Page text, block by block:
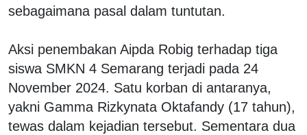
sebagaimana pasal dalam tuntutan.
Aksi penembakan Aipda Robig terhadap tiga
siswa SMKN 4 Semarang terjadi pada 24
November 2024. Satu korban di antaranya,
yakni Gamma Rizkynata Oktafandy (17 tahun),
tewas dalam kejadian tersebut. Sementara dua